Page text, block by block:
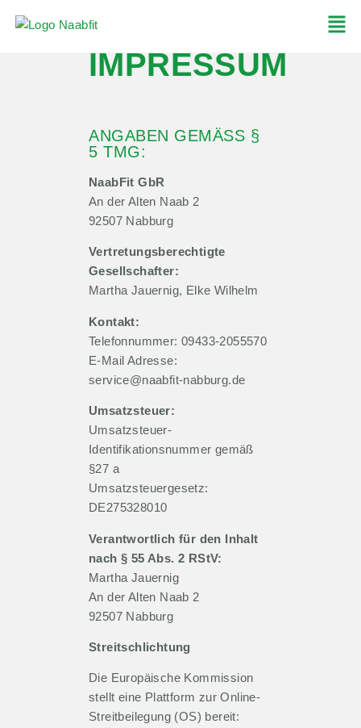
IMPRESSUM
ANGABEN GEMÄSS § 5
TMG:
NaabFit GbR
An der Alten Naab 2
92507 Nabburg
Vertretungsberechtigte
Gesellschafter:
Martha Jauernig, Elke Wilhelm
Kontakt:
Telefonnummer: 09433-2055570
E-Mail Adresse:
service@naabfit-nabburg.de
Umsatzsteuer:
Umsatzsteuer-
Identifikationsnummer gemäß
§27 a
Umsatzsteuergesetz:
DE275328010
Verantwortlich für den Inhalt
nach § 55 Abs. 2 RStV:
Martha Jauernig
An der Alten Naab 2
92507 Nabburg
Streitschlichtung
Die Europäische Kommission
stellt eine Plattform zur Online-
Streitbeilegung (OS) bereit: